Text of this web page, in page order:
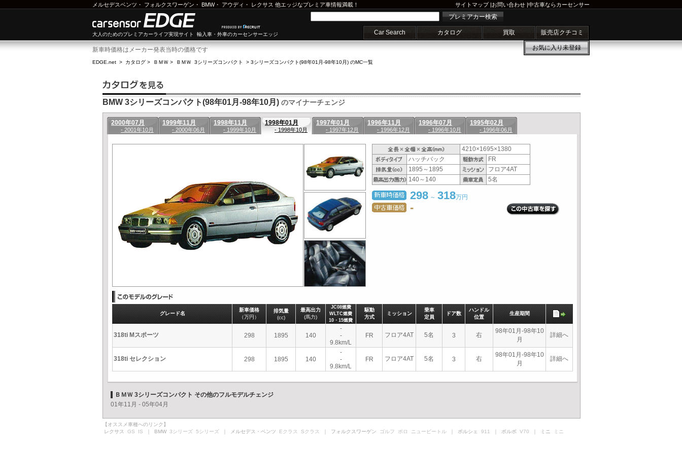
メルセデスベンツ ・ フォルクスワーゲン ・ BMW・ アウディ ・ レクサス 他エッジなプレミア車情報満載！ サイトマップ|お問い合わせ |中古車ならカーセンサー
大人のためのプレミアカーライフ実現サイト 輸入車・外車のカーセンサーエッジ
プレミアカー検索
Car Search カタログ 買取 販売店クチコミ
お気に入り未登録
新車時価格はメーカー発表当時の価格です
EDGE.net > カタログ > ＢＭＷ > ＢＭＷ 3シリーズコンパクト > 3シリーズコンパクト(98年01月-98年10月) のMC一覧
BMW 3シリーズコンパクト(98年01月-98年10月) のマイナーチェンジ
2000年07月
- 2001年10月
1999年11月
- 2000年06月
1998年11月
- 1999年10月
1998年01月
- 1998年10月
1997年01月
- 1997年12月
1996年11月
- 1996年12月
1996年07月
- 1996年10月
1995年02月
- 1996年06月
4210×1695×1380
ハッチバック
FR
1895～1895
フロア4AT
140～140
5名
298 ～ 318万円
-
グレード名
新車価格
（万円）
排気量
(cc)
最高出力
(馬力)
JC08燃費
WLTC燃費
10・15燃費
駆動
方式
ミッション
乗車
定員
ドア数
ハンドル
位置
生産期間
318ti Mスポーツ 298 1895 140
-
-
9.8km/L
FR フロア4AT 5名 3 右
98年01月-98年10
月
詳細へ
318ti セレクション 298 1895 140
-
-
9.8km/L
FR フロア4AT 5名 3 右
98年01月-98年10
月
詳細へ
ＢＭＷ 3シリーズコンパクト その他のフルモデルチェンジ
01年11月 - 05年04月
【オススメ車種へのリンク】
レクサス GS IS ｜ BMW 3シリーズ 5シリーズ ｜ メルセデス・ベンツ Eクラス Sクラス ｜ フォルクスワーゲン ゴルフ ポロ ニュービートル ｜ ポルシェ 911 ｜ ボルボ V70 ｜ ミニ ミニ